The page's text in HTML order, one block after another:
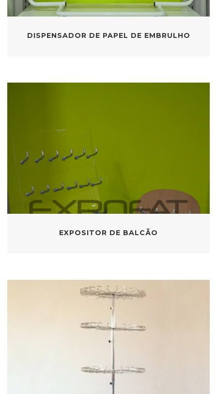
DISPENSADOR DE PAPEL DE EMBRULHO
EXPOSITOR DE BALCÃO